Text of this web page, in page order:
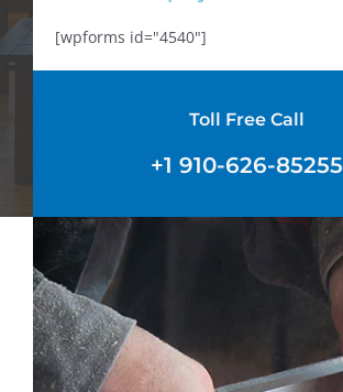
[wpforms id="4540"]
Toll Free Call
+1 910-626-85255